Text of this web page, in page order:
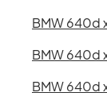
BMW 640d
BMW 640d